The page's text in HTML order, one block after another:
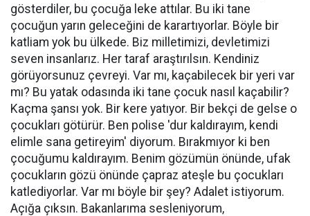
gösterdiler, bu çocuğa leke attılar. Bu iki tane
çocuğun yarın geleceğini de karartıyorlar. Böyle bir
katliam yok bu ülkede. Biz milletimizi, devletimizi
seven insanlarız. Her taraf araştırılsın. Kendiniz
görüyorsunuz çevreyi. Var mı, kaçabilecek bir yeri var
mı? Bu yatak odasında iki tane çocuk nasıl kaçabilir?
Kaçma şansı yok. Bir kere yatıyor. Bir bekçi de gelse o
çocukları götürür. Ben polise 'dur kaldırayım, kendi
elimle sana getireyim' diyorum. Bırakmıyor ki ben
çocuğumu kaldırayım. Benim gözümün önünde, ufak
çocukların gözü önünde çapraz ateşle bu çocukları
katlediyorlar. Var mı böyle bir şey? Adalet istiyorum.
Açığa çıksın. Bakanlarıma sesleniyorum,